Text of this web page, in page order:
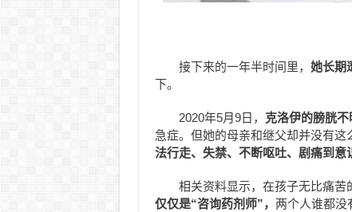
接下来的一年半时间里， 她长期
下。
2020年5月9日， 克洛伊的膀胱
急症。但她的母亲和继父却并没有这
法行走、失禁、不断呕吐、剧痛到
相关资料显示，在孩子无比痛苦
仅仅是“咨询药剂师”， 两个人谁都没